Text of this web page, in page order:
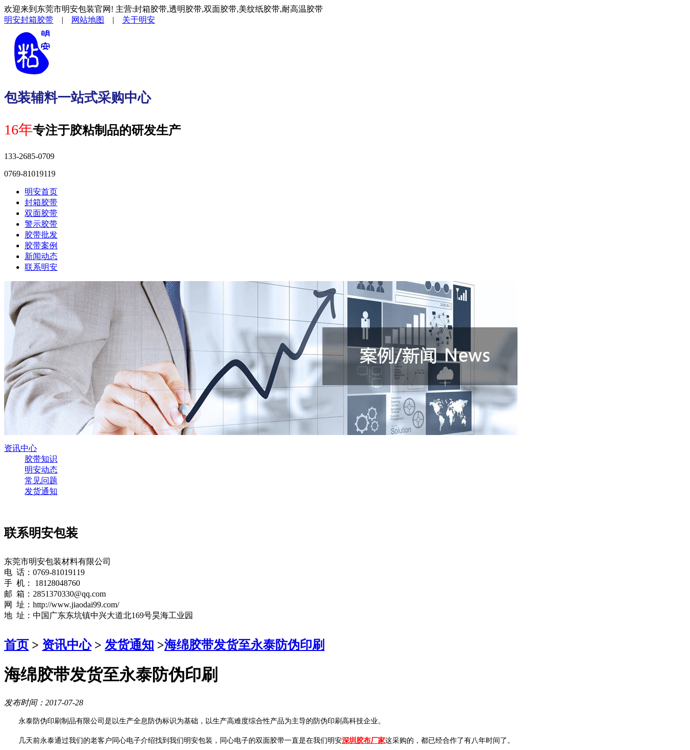
欢迎来到东莞市明安包装官网! 主营:封箱胶带,透明胶带,双面胶带,美纹纸胶带,耐高温胶带
明安封箱胶带 | 网站地图 | 关于明安
包装辅料一站式采购中心
16年专注于胶粘制品的研发生产
133-2685-0709
0769-81019119
明安首页
封箱胶带
双面胶带
警示胶带
胶带批发
胶带案例
新闻动态
联系明安
资讯中心
胶带知识
明安动态
常见问题
发货通知
联系明安包装
东莞市明安包装材料有限公司
电 话：0769-81019119
手 机： 18128048760
邮 箱：2851370330@qq.com
网 址：http://www.jiaodai99.com/
地 址：中国广东东坑镇中兴大道北169号昊海工业园
首页 > 资讯中心> 发货通知 >海绵胶带发货至永泰防伪印刷
海绵胶带发货至永泰防伪印刷
发布时间：2017-07-28
永泰防伪印刷制品有限公司是以生产全息防伪标识为基础，以生产高难度综合性产品为主导的防伪印刷高科技企业。
几天前永泰通过我们的老客户同心电子介绍找到我们明安包装，同心电子的双面胶带一直是在我们明安深圳胶布厂家这采购的，都已经合作了有八年时间了。